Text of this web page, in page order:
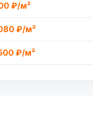
₽/м²
₽/м²
₽/м²